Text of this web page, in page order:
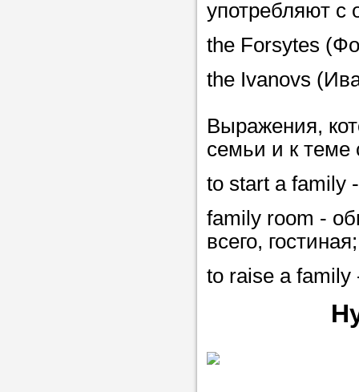
употребляют с
the Forsytes
the Ivanovs
Выражения,
семьи и к теме
to start a family
family room -
всего, гостиная;
to raise a family